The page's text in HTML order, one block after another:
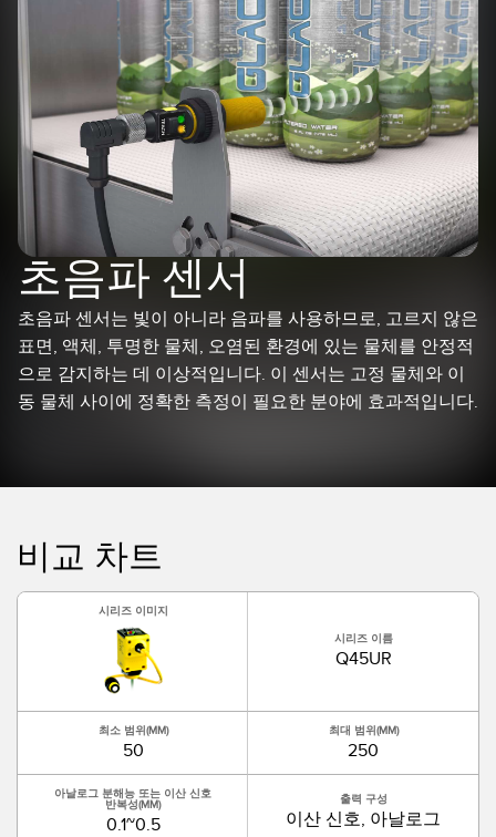
레이저 거리 측정
측정 어레이
3D 비행 시간(ToF)
레이더 센서
초음파 센서
광섬유 증폭기
광섬유
슬롯, 라벨, 영역 감지 센서
등록 상표, 색상, 발광 센서
Wireless Condition Monitoring Sensors
Vibration Sensors
액세서리
컨버터
공장 커뮤니케이션
부품, 정비 또는 팔레트 픽업 요청
선행 에지 감지
원격 모니터링
예측 및 예방적 유지보수용 상태 모니터링
예측 유지보수
예측 유지보수
탱크 수위 모니터링
세척
초음파 센서
초음파 센서는 빛이 아니라 음파를 사용하므로, 고르지 않은
표면, 액체, 투명한 물체, 오염된 환경에 있는 물체를 안정적
으로 감지하는 데 이상적입니다. 이 센서는 고정 물체와 이
동 물체 사이에 정확한 측정이 필요한 분야에 효과적입니다.
비교 차트
시리즈 이미지
시리즈 이름
Q45UR
최소 범위(MM)
50
최대 범위(MM)
250
아날로그 분해능 또는 이산 신호
반복성(MM)
0.1~0.5
출력 구성
이산 신호, 아날로그